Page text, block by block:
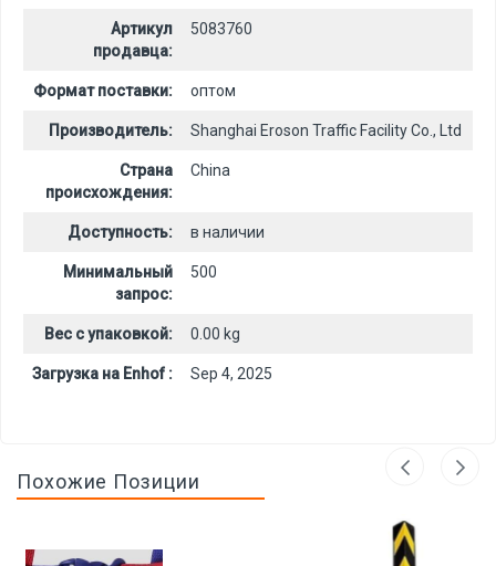
Артикул
продавца:
5083760
Формат поставки: оптом
Производитель: Shanghai Eroson Traffic Facility Co., Ltd
Страна
происхождения:
China
Доступность: в наличии
Минимальный
запрос:
500
Вес с упаковкой: 0.00 kg
Загрузка на Enhof : Sep 4, 2025
Похожие Позиции